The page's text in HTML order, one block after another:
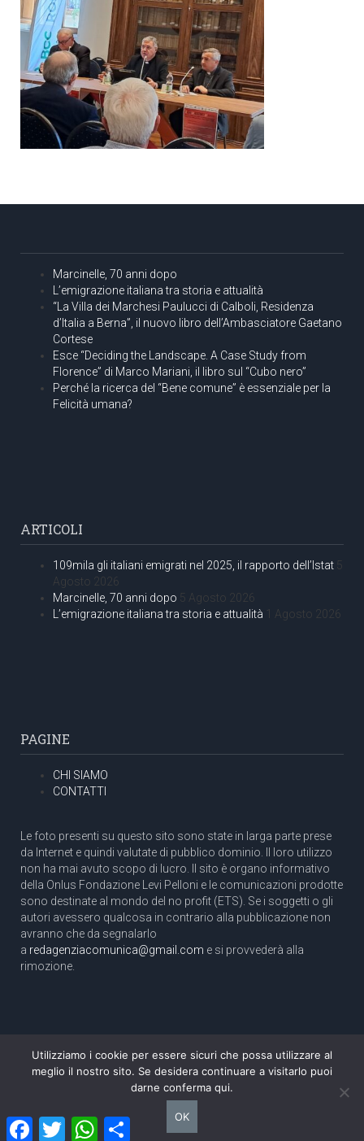
Marcinelle, 70 anni dopo
L’emigrazione italiana tra storia e attualità
“La Villa dei Marchesi Paulucci di Calboli, Residenza
d’Italia a Berna”, il nuovo libro dell’Ambasciatore Gaetano
Cortese
Esce “Deciding the Landscape. A Case Study from
Florence” di Marco Mariani, il libro sul “Cubo nero”
Perché la ricerca del “Bene comune” è essenziale per la
Felicità umana?
ARTICOLI
109mila gli italiani emigrati nel 2025, il rapporto dell’Istat 5
Agosto 2026
Marcinelle, 70 anni dopo 5 Agosto 2026
L’emigrazione italiana tra storia e attualità 1 Agosto 2026
PAGINE
CHI SIAMO
CONTATTI
Le foto presenti su questo sito sono state in larga parte prese
da Internet e quindi valutate di pubblico dominio. Il loro utilizzo
non ha mai avuto scopo di lucro. Il sito è organo informativo
della Onlus Fondazione Levi Pelloni e le comunicazioni prodotte
sono destinate al mondo del no profit (ETS). Se i soggetti o gli
autori avessero qualcosa in contrario alla pubblicazione non
avranno che da segnalarlo
a redagenziacomunica@gmail.com e si provvederà alla
rimozione.
Copyright 2003 com.unica - Tutti i diritti riservati
Aut. Tribunale di Roma N. 466/2003 dell'11/11/2003
Direttore responsabile: Pino Pelloni [direttore@agenziacomunica.net]
Design by Ethoslab.
FacebookTwitter WhatsAppCondividi
Utilizziamo i cookie per essere sicuri che possa utilizzare al
meglio il nostro sito. Se desidera continuare a visitarlo puoi
darne conferma qui.
OK